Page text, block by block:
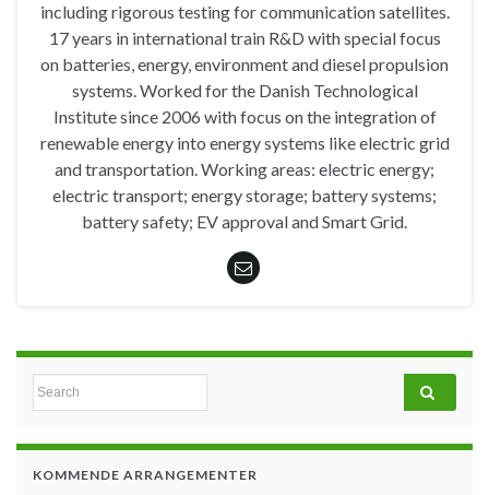
including rigorous testing for communication satellites.
17 years in international train R&D with special focus
on batteries, energy, environment and diesel propulsion
systems. Worked for the Danish Technological
Institute since 2006 with focus on the integration of
renewable energy into energy systems like electric grid
and transportation. Working areas: electric energy;
electric transport; energy storage; battery systems;
battery safety; EV approval and Smart Grid.
Search for:
KOMMENDE ARRANGEMENTER